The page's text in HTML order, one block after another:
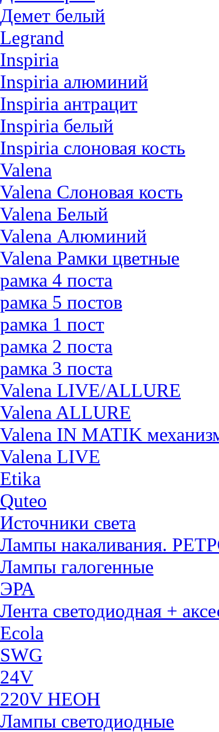
Демет белый
Legrand
Inspiria
Inspiria алюминий
Inspiria антрацит
Inspiria белый
Inspiria слоновая кость
Valena
Valena Слоновая кость
Valena Белый
Valena Алюминий
Valena Рамки цветные
рамка 4 поста
рамка 5 постов
рамка 1 пост
рамка 2 поста
рамка 3 поста
Valena LIVE/ALLURE
Valena ALLURE
Valena IN MATIK
Valena LIVE
Etika
Quteo
Источники света
Лампы накаливания.
Лампы галогенные
ЭРА
Лента светодиодная +
Ecola
SWG
24V
220V НЕОН
Лампы светодиодные